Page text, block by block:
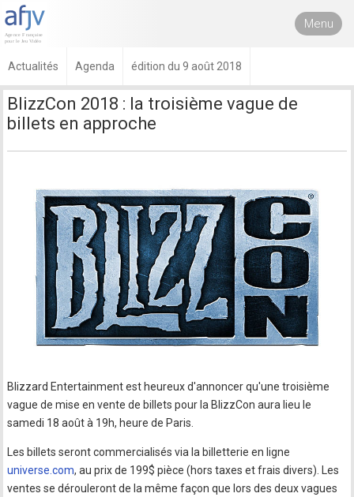
Menu
Actualités Agenda édition du 9 août 2018
BlizzCon 2018 : la troisième vague de
billets en approche
Blizzard Entertainment est heureux d'annoncer qu'une troisième
vague de mise en vente de billets pour la BlizzCon aura lieu le
samedi 18 août à 19h, heure de Paris.
Les billets seront commercialisés via la billetterie en ligne
universe.com, au prix de 199$ pièce (hors taxes et frais divers). Les
ventes se dérouleront de la même façon que lors des deux vagues